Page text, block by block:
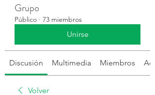
Grupo
Público · 73 miembros
Unirse
Discusión Multimedia Miembros
Volver